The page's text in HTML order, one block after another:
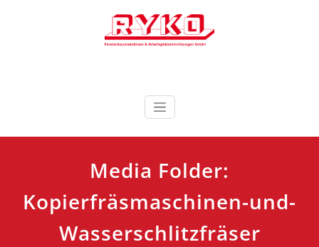
RYKO Deutschland
GmbH
Media Folder:
Kopierfräsmaschinen-und-
Wasserschlitzfräser